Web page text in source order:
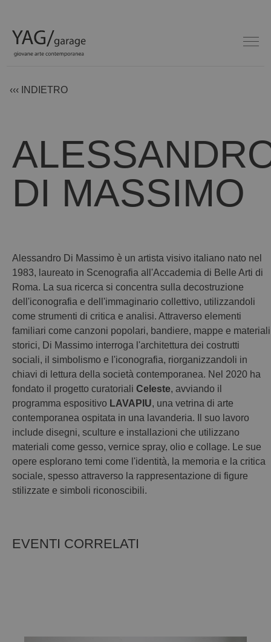
‹‹‹ INDIETRO
DI MASSIMO
Alessandro Di Massimo è un artista visivo italiano nato nel
1983, laureato in Scenografia all'Accademia di Belle Arti di
Roma. La sua ricerca si concentra sulla decostruzione
dell'iconografia e dell'immaginario collettivo, utilizzandoli
come strumenti di critica e analisi. Attraverso elementi
familiari come canzoni popolari, bandiere, mappe e materiali
storici, Di Massimo interroga l'architettura dei costrutti
sociali, il simbolismo e l'iconografia, riorganizzandoli in
chiavi di lettura della società contemporanea. Nel 2020 ha
fondato il progetto curatoriali Celeste, avviando il
programma espositivo LAVAPIU, una vetrina di arte
contemporanea ospitata in una lavanderia. Il suo lavoro
include disegni, sculture e installazioni che utilizzano
materiali come gesso, vernice spray, olio e collage. Le sue
opere esplorano temi come l'identità, la memoria e la critica
sociale, spesso attraverso la rappresentazione di figure
stilizzate e simboli riconoscibili.
EVENTI CORRELATI